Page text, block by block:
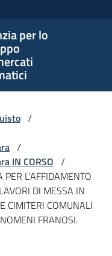
per lo
/
/
IN CORSO /
L’AFFIDAMENTO
DI MESSA IN
CIMITERI COMUNALI
FRANOSI.